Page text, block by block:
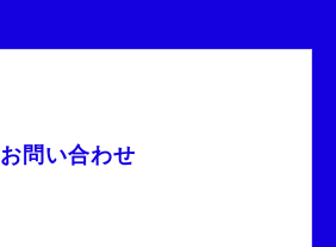
お問い合わせ